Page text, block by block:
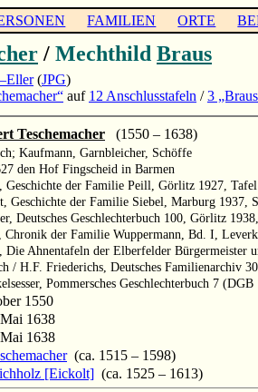
FAMILIEN ORTE
/ Mechthild Braus
(JPG)
auf 12 Anschlusstafeln /3
Teschemacher (1550 – 1638)
Kaufmann, Garnbleicher, Schöffe
den Hof Fingscheid in Barmen
Geschichte der Familie Peill, Görlitz 1927,
Geschichte der Familie Siebel, Marburg 1937,
Deutsches Geschlechterbuch 100, Görlitz
Chronik der Familie Wuppermann, Bd. I,
Die Ahnentafeln der Elberfelder Bürgermeister
/ H.F. Friederichs, Deutsches Familienarchiv
Pommersches Geschlechterbuch 7
1550
1638
1638
(ca. 1515 – 1598)
[Eickolt] (ca. 1525 – 1613)